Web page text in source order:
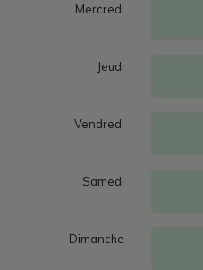
Mercredi
Jeudi
Vendredi
Samedi
Dimanche